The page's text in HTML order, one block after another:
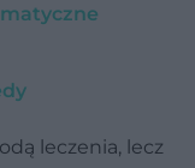
leczenia, lecz